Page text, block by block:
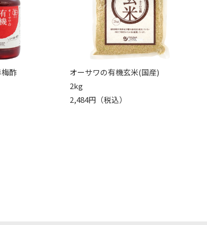
酢
オーサワの有機玄米(国産)
2kg
2,484円（税込）